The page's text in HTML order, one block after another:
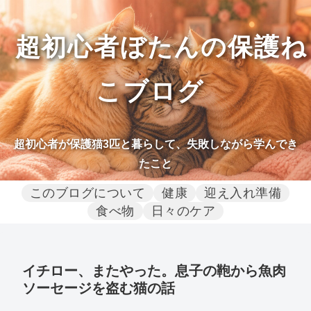
超初心者ぼたんの保護ね
こブログ
超初心者が保護猫3匹と暮らして、失敗しながら学んでき
たこと
このブログについて 健康
迎え入れ準備
食べ物
日々のケア
イチロー、またやった。息子の鞄から魚肉
ソーセージを盗む猫の話